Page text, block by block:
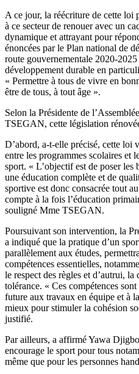
A ce jour, la réécriture de cette loi
à ce secteur de renouer avec un
dynamique et attrayant pour
énoncées par le Plan national de
route gouvernementale 2020-
développement durable en
« Permettre à tous de vivre en
être de tous, à tout âge ».
Selon la Présidente de
TSEGAN, cette législation
D’abord, a-t-elle précisé, cette loi
entre les programmes scolaires et
sport. « L’objectif est de poser les
une éducation complète et de
sportive est donc consacrée tout
compte à la fois l’éducation
souligné Mme TSEGAN.
Poursuivant son intervention, la
a indiqué que la pratique d’un
parallèlement aux études,
compétences essentielles,
le respect des règles et d’autrui,
tolérance. « Ces compétences
future aux travaux en équipe et à
mieux pour stimuler la cohésion
justifié.
Par ailleurs, a affirmé Yawa
encourage le sport pour tous
même que pour les personnes